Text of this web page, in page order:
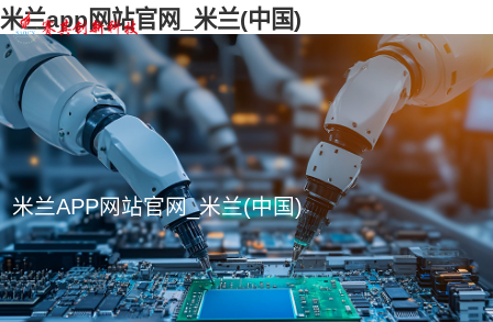
米兰app网站官网_米兰(中国)
米兰APP网站官网_米兰(中国)